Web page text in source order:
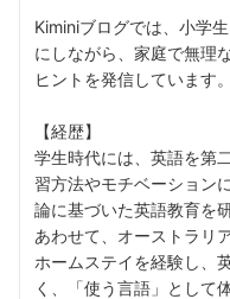
Kiminiブログでは、小学
にしながら、家庭で無理
ヒントを発信しています。
【経歴】
学生時代には、英語を第
習方法やモチベーション
論に基づいた英語教育を研
あわせて、オーストラリ
ホームステイを経験し、
く、「使う言語」として